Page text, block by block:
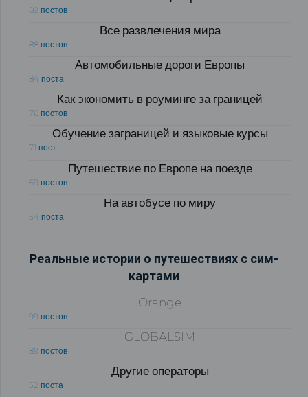
89 постов
Все развлечения мира
88 постов
Автомобильные дороги Европы
84 поста
Как экономить в роуминге за границей
76 постов
Обучение заграницей и языковые курсы
71 пост
Путешествие по Европе на поезде
69 постов
На автобусе по миру
54 поста
Реальные истории о путешествиях с сим-
картами
Orange
99 постов
GLOBALSIM
89 постов
Другие операторы
52 поста